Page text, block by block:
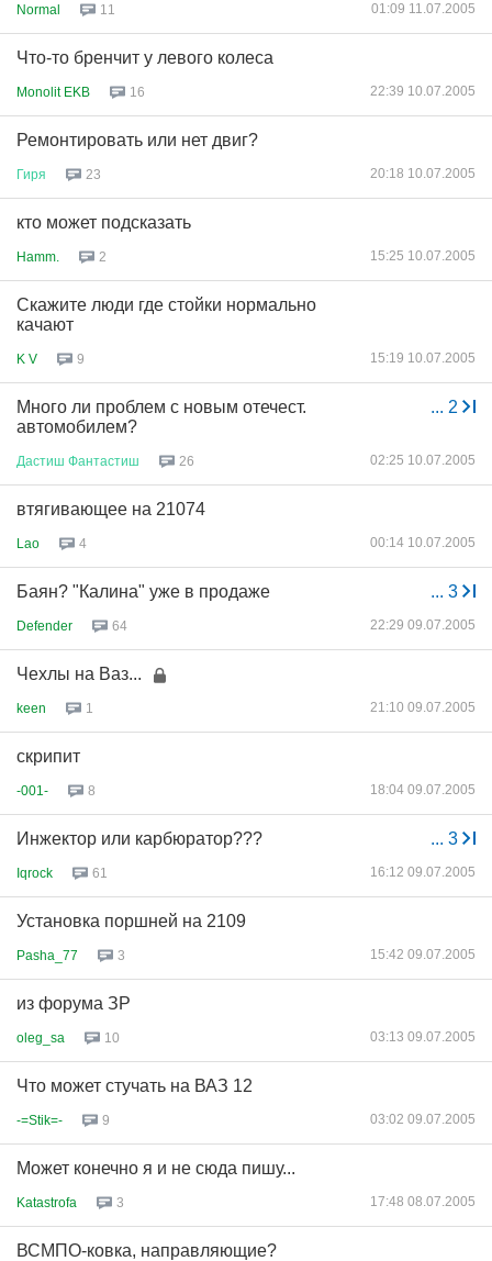
Normal 11 01:09 11.07.2005
Что-то бренчит у левого колеса
Monolit EKB 16 22:39 10.07.2005
Ремонтировать или нет двиг?
Гиря 23 20:18 10.07.2005
кто может подсказать
Hamm. 2 15:25 10.07.2005
Скажите люди где стойки нормально
качают
K V 9 15:19 10.07.2005
... 2
Много ли проблем с новым отечест.
автомобилем?
Дастиш Фантастиш 26 02:25 10.07.2005
втягивающее на 21074
Lao 4 00:14 10.07.2005
... 3
Баян? "Калина" уже в продаже
Defender 64 22:29 09.07.2005
Чехлы на Ваз...
keen 1 21:10 09.07.2005
скрипит
-001- 8 18:04 09.07.2005
... 3
Инжектор или карбюратор???
Iqrock 61 16:12 09.07.2005
Установка поршней на 2109
Pasha_77 3 15:42 09.07.2005
из форума ЗР
oleg_sa 10 03:13 09.07.2005
Что может стучать на ВАЗ 12
-=Stik=- 9 03:02 09.07.2005
Может конечно я и не сюда пишу...
Katastrofa 3 17:48 08.07.2005
ВСМПО-ковка, направляющие?